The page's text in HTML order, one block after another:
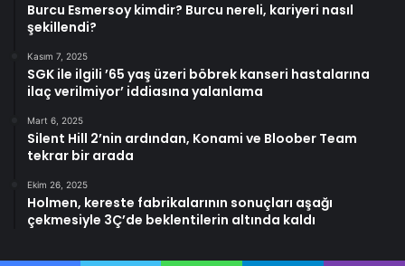
Burcu Esmersoy kimdir? Burcu nereli, kariyeri nasıl
şekillendi?
Kasım 7, 2025
SGK ile ilgili ’65 yaş üzeri böbrek kanseri hastalarına
ilaç verilmiyor’ iddiasına yalanlama
Mart 6, 2025
Silent Hill 2’nin ardından, Konami ve Bloober Team
tekrar bir arada
Ekim 26, 2025
Holmen, kereste fabrikalarının sonuçları aşağı
çekmesiyle 3Ç’de beklentilerin altında kaldı